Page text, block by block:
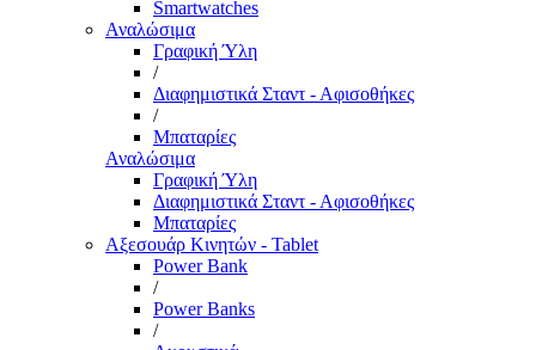
Smartwatches
Αναλώσιμα
Γραφική Ύλη
/
Διαφημιστικά Σταντ - Αφισοθήκες
/
Μπαταρίες
Αναλώσιμα
Γραφική Ύλη
Διαφημιστικά Σταντ - Αφισοθήκες
Μπαταρίες
Αξεσουάρ Κινητών - Tablet
Power Bank
/
Power Banks
/